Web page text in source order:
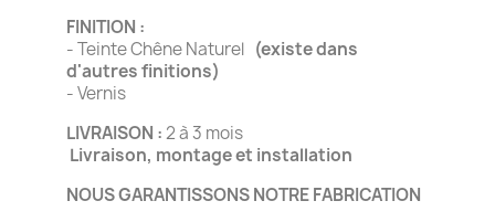
FINITION :
- Teinte Chêne Naturel (existe dans
d'autres finitions)
- Vernis
LIVRAISON :2 à 3 mois
Livraison, montage et installation
NOUS GARANTISSONS NOTRE FABRICATION